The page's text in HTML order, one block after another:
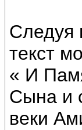
Следуя
текст
« И
Сына и
веки